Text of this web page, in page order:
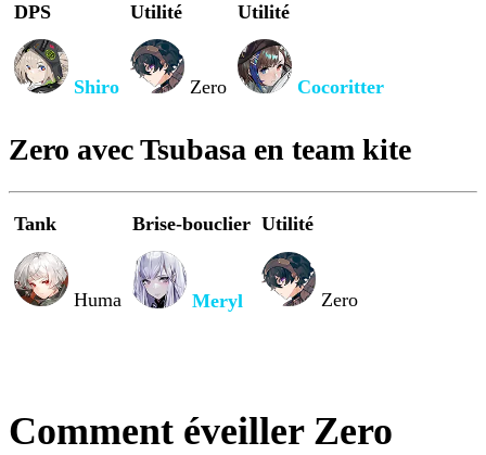
DPS Utilité Utilité
Shiro Zero Cocoritter
Zero avec Tsubasa en team kite
Tank Brise-bouclier Utilité
Huma Meryl Zero
Comment éveiller Zero